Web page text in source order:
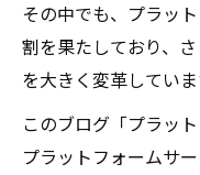
その中でも、プラッ
割を果たしており、
を大きく変革していま
このブログ「プラッ
プラットフォームサ